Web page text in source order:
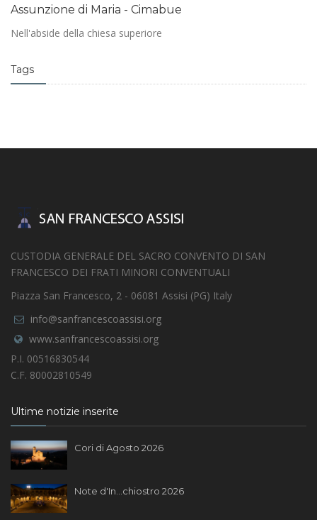
Assunzione di Maria - Cimabue
Nell'abside della chiesa superiore
Tags
CUSTODIA GENERALE DEL SACRO CONVENTO DI SAN
FRANCESCO DEI FRATI MINORI CONVENTUALI
Piazza San Francesco, 2 - 06081 Assisi (PG) Italy
info@sanfrancescoassisi.org
www.sanfrancescoassisi.org
P.I. 00516830544
C.F. 80002810549
Ultime notizie inserite
Cori di Agosto 2026
Note d'In...chiostro 2026